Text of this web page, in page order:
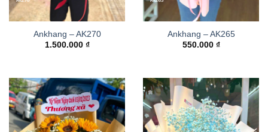
Ankhang – AK270
1.500.000 ₫
Ankhang – AK265
550.000 ₫